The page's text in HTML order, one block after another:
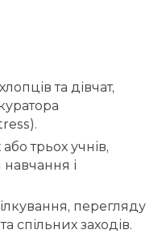
та дівчат,
трьох учнів,
і
перегляду
спільних заходів.